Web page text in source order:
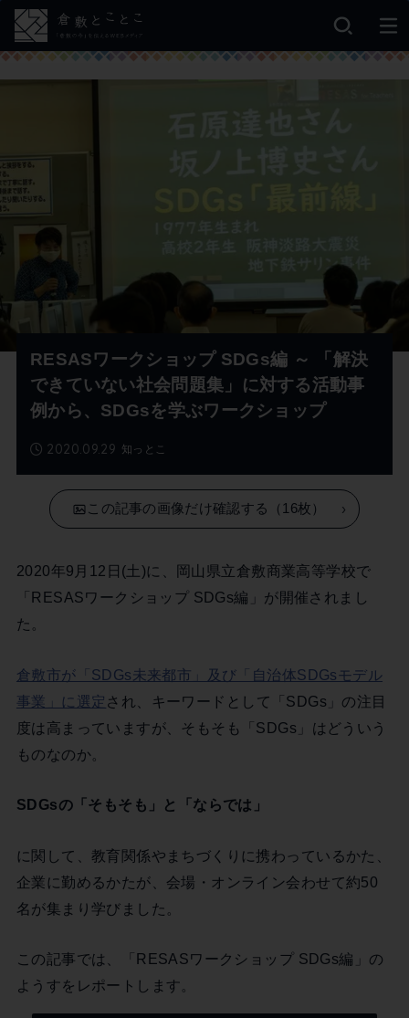
知っとこ
2020.09.29
RESASワークショップ SDGs編 ～ 「解決
できていない社会問題集」に対する活動事
例から、SDGsを学ぶワークショップ
この記事の画像だけ確認する（16枚）
2020年9月12日(土)に、岡山県立倉敷商業高等学校で
「RESASワークショップ SDGs編」が開催されまし
た。
倉敷市が「SDGs未来都市」及び「自治体SDGsモデル
事業」に選定 され、キーワードとして「SDGs」の注目
度は高まっていますが、そもそも「SDGs」はどういう
ものなのか。
SDGsの「そもそも」と「ならでは」
に関して、教育関係やまちづくりに携わっているかた、
企業に勤めるかたが、会場・オンライン会わせて約50
名が集まり学びました。
この記事では、「RESASワークショップ SDGs編」の
ようすをレポートします。